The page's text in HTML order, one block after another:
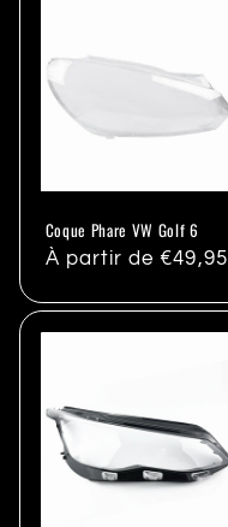
Coque Phare VW Golf 6
Prix
À partir de €49,95